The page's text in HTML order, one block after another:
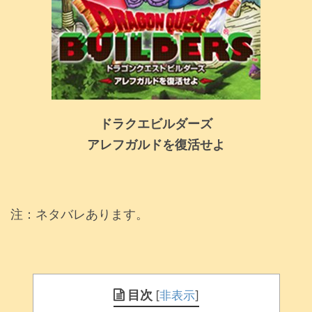
ドラクエビルダーズ
アレフガルドを復活せよ
注：ネタバレあります。
目次 [非表示]